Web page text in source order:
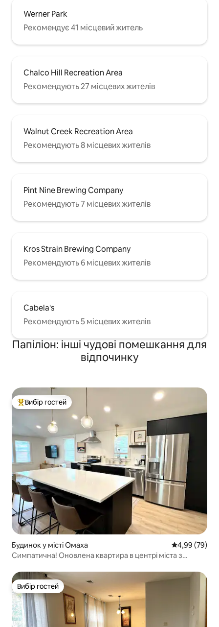
Werner Park
Рекомендує 41 місцевий житель
Chalco Hill Recreation Area
Рекомендують 27 місцевих жителів
Walnut Creek Recreation Area
Рекомендують 8 місцевих жителів
Pint Nine Brewing Company
Рекомендують 7 місцевих жителів
Kros Strain Brewing Company
Рекомендують 6 місцевих жителів
Cabela's
Рекомендують 5 місцевих жителів
Папіліон: інші чудові помешкання для
відпочинку
Топ вибір гостей
Вибір гостей
Будинок у місті Омаха Середня
4,99 (79)
Симпатична! Оновлена квартира в центрі міста з
Вибір гостей
Вибір гостей